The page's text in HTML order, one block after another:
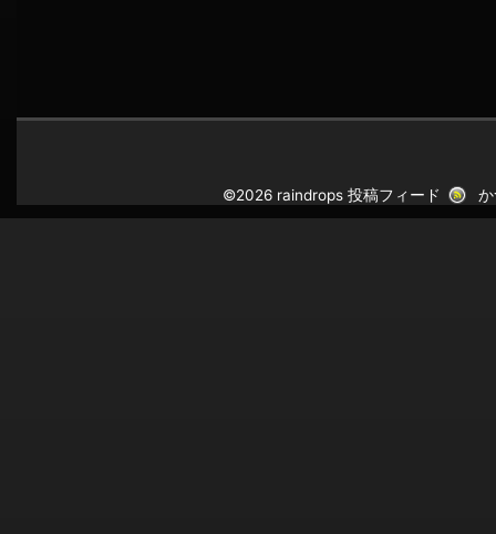
©2026 raindrops投稿フィード